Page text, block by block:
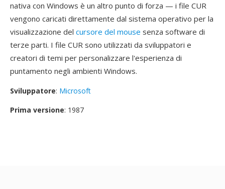
nativa con Windows è un altro punto di forza — i file CUR
vengono caricati direttamente dal sistema operativo per la
visualizzazione del cursore del mouse senza software di
terze parti. I file CUR sono utilizzati da sviluppatori e
creatori di temi per personalizzare l'esperienza di
puntamento negli ambienti Windows.
Sviluppatore: Microsoft
Prima versione: 1987